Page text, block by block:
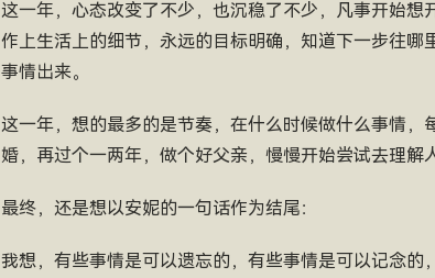
这一年，心态改变了不少，也沉稳了不少，凡事开始
作上生活上的细节，永远的目标明确，知道下一步往
事情出来。
这一年，想的最多的是节奏，在什么时候做什么事情
婚，再过个一两年，做个好父亲，慢慢开始尝试去理解
最终，还是想以安妮的一句话作为结尾：
我想，有些事情是可以遗忘的，有些事情是可以记念的